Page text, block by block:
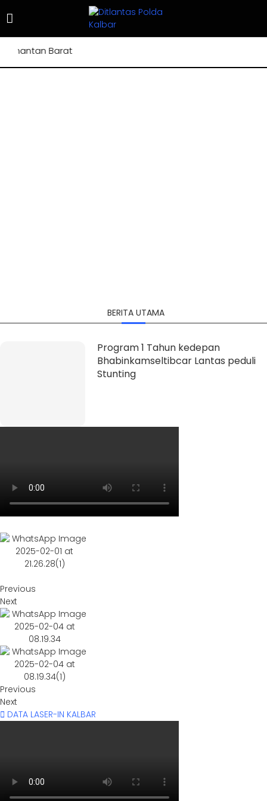
Barat
Website Resmi Ditlantas Polda Kalimantan Barat
BERITA UTAMA
Program 1 Tahun kedepan
Bhabinkamseltibcar Lantas peduli
Stunting
Previous
Next
Previous
Next
DATA LASER-IN KALBAR